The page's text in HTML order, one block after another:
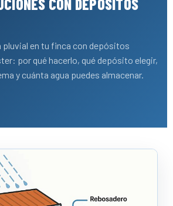
CON DEPÓSITOS
pluvial en tu finca con depósitos
por qué hacerlo, qué depósito elegir,
y cuánta agua puedes almacenar.